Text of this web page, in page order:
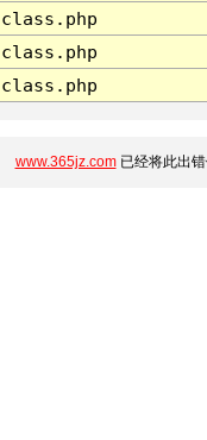
www.365jz.com已经将此出错